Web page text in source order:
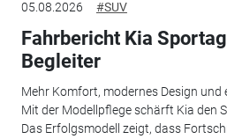
05.08.2026 #SUV
Fahrbericht Kia
Begleiter
Mehr Komfort, modernes Design und
Mit der Modellpflege schärft Kia den
Das Erfolgsmodell zeigt, dass